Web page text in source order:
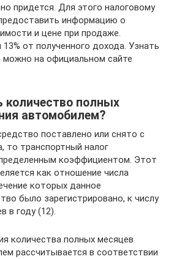
придется. Для этого налоговому
информацию о
и цене при продаже.
от полученного дохода. Узнать
на официальном сайте
количество полных
автомобилем?
поставлено или снято с
то транспортный налог
коэффициентом. Этот
как отношение числа
которых данное
было зарегистрировано, к числу
в году (12).
количества полных месяцев
рассчитывается в соответствии